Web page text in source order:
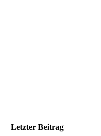
Letzter Beitrag